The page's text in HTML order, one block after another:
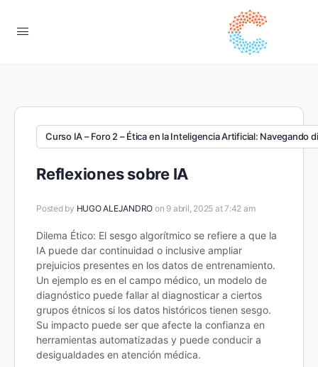
Curso IA – Foro 2 – Ética en la Inteligencia Artificial: Navegando
Reflexiones sobre IA
Posted by HUGO ALEJANDRO on 9 abril, 2025 at 7:42 am
Dilema Ético: El sesgo algorítmico se refiere a que la
IA puede dar continuidad o inclusive ampliar
prejuicios presentes en los datos de entrenamiento.
Un ejemplo es en el campo médico, un modelo de
diagnóstico puede fallar al diagnosticar a ciertos
grupos étnicos si los datos históricos tienen sesgo.
Su impacto puede ser que afecte la confianza en
herramientas automatizadas y puede conducir a
desigualdades en atención médica.